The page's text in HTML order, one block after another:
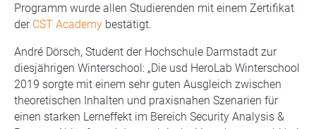
Programm wurde allen Studierenden mit einem Zertifikat
der CST Academy bestätigt.
André Dörsch, Student der Hochschule Darmstadt zur
diesjährigen Winterschool: „Die usd HeroLab Winterschool
2019 sorgte mit einem sehr guten Ausgleich zwischen
theoretischen Inhalten und praxisnahen Szenarien für
einen starken Lerneffekt im Bereich Security Analysis &